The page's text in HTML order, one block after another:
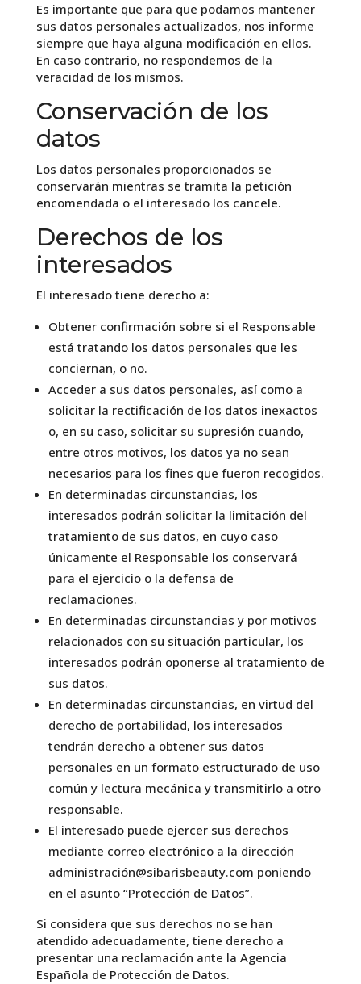
Es importante que para que podamos mantener
sus datos personales actualizados, nos informe
siempre que haya alguna modificación en ellos.
En caso contrario, no respondemos de la
veracidad de los mismos.
Conservación de los
datos
Los datos personales proporcionados se
conservarán mientras se tramita la petición
encomendada o el interesado los cancele.
Derechos de los
interesados
El interesado tiene derecho a:
Obtener confirmación sobre si el Responsable
está tratando los datos personales que les
conciernan, o no.
Acceder a sus datos personales, así como a
solicitar la rectificación de los datos inexactos
o, en su caso, solicitar su supresión cuando,
entre otros motivos, los datos ya no sean
necesarios para los fines que fueron recogidos.
En determinadas circunstancias, los
interesados podrán solicitar la limitación del
tratamiento de sus datos, en cuyo caso
únicamente el Responsable los conservará
para el ejercicio o la defensa de
reclamaciones.
En determinadas circunstancias y por motivos
relacionados con su situación particular, los
interesados podrán oponerse al tratamiento de
sus datos.
En determinadas circunstancias, en virtud del
derecho de portabilidad, los interesados
tendrán derecho a obtener sus datos
personales en un formato estructurado de uso
común y lectura mecánica y transmitirlo a otro
responsable.
El interesado puede ejercer sus derechos
mediante correo electrónico a la dirección
administración@sibarisbeauty.com poniendo
en el asunto “Protección de Datos”.
Si considera que sus derechos no se han
atendido adecuadamente, tiene derecho a
presentar una reclamación ante la Agencia
Española de Protección de Datos.